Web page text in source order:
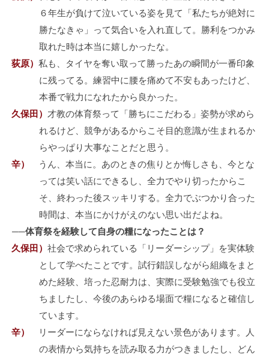
６年生が負けて泣いている姿を見て「私たちが絶対に
勝たなきゃ」って気合いを入れ直して。勝利をつかみ
取れた時は本当に嬉しかったな。
荻原） 私も、タイヤを奪い取って勝ったあの瞬間が一番印象
に残ってる。練習中に腰を痛めて不安もあったけど、
本番で戦力になれたから良かった。
久保田） 才教の体育祭って「勝ちにこだわる」姿勢が求めら
れるけど、競争があるからこそ目的意識が生まれるか
らやっぱり大事なことだと思う。
辛）
うん、本当に。あのときの焦りとか悔しさも、今とな
っては笑い話にできるし、全力でやり切ったからこ
そ、終わった後スッキリする。全力でぶつかり合った
時間は、本当にかけがえのない思い出だよね。
──体育祭を経験して自身の糧になったことは？
久保田） 社会で求められている「リーダーシップ」を実体験
として学べたことです。試行錯誤しながら組織をまと
めた経験、培った忍耐力は、実際に受験勉強でも役立
ちましたし、今後のあらゆる場面で糧になると確信し
ています。
辛）
リーダーにならなければ見えない景色があります。人
の表情から気持ちを読み取る力がつきましたし、どん